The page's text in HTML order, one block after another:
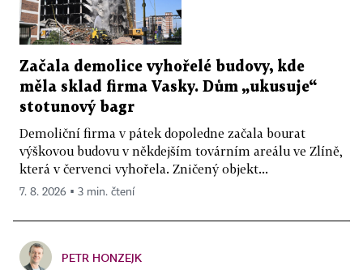
Začala demolice vyhořelé budovy, kde
měla sklad firma Vasky. Dům „ukusuje“
stotunový bagr
Demoliční firma v pátek dopoledne začala bourat
výškovou budovu v někdejším továrním areálu ve Zlíně,
která v červenci vyhořela. Zničený objekt...
7. 8. 2026 ▪ 3 min. čtení
PETR HONZEJK